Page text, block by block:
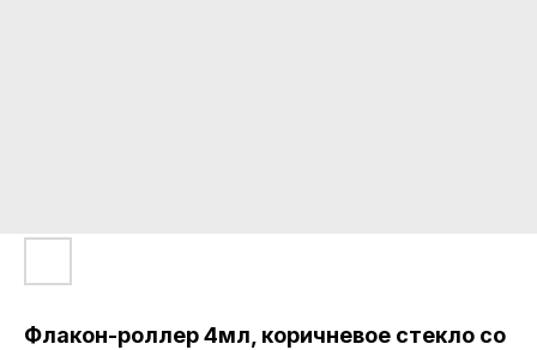
Флакон-роллер 4мл, коричневое стекло со